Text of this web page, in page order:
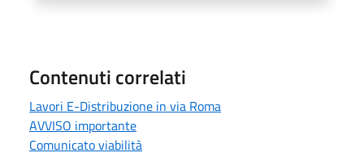
Contenuti correlati
Lavori E-Distribuzione in via Roma
AVVISO importante
Comunicato viabilità